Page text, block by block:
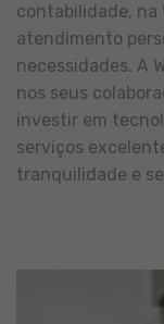
contabilidade, na
atendimento
necessidades. A
nos seus
investir em
serviços
tranquilidade e